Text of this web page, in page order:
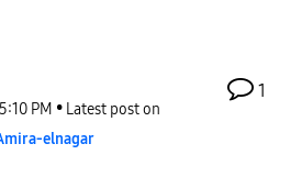
PM
Latest post on
elnagar
1